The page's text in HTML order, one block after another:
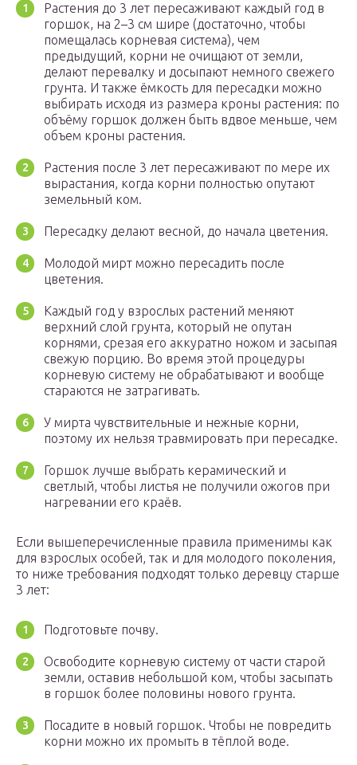
Растения до 3 лет пересаживают каждый год в
горшок, на 2–3 см шире (достаточно, чтобы
помещалась корневая система), чем
предыдущий, корни не очищают от земли,
делают перевалку и досыпают немного свежего
грунта. И также ёмкость для пересадки можно
выбирать исходя из размера кроны растения: по
объёму горшок должен быть вдвое меньше, чем
объем кроны растения.
Растения после 3 лет пересаживают по мере их
вырастания, когда корни полностью опутают
земельный ком.
Пересадку делают весной, до начала цветения.
Молодой мирт можно пересадить после
цветения.
Каждый год у взрослых растений меняют
верхний слой грунта, который не опутан
корнями, срезая его аккуратно ножом и засыпая
свежую порцию. Во время этой процедуры
корневую систему не обрабатывают и вообще
стараются не затрагивать.
У мирта чувствительные и нежные корни,
поэтому их нельзя травмировать при пересадке.
Горшок лучше выбрать керамический и
светлый, чтобы листья не получили ожогов при
нагревании его краёв.
Если вышеперечисленные правила применимы как
для взрослых особей, так и для молодого поколения,
то ниже требования подходят только деревцу старше
3 лет:
Подготовьте почву.
Освободите корневую систему от части старой
земли, оставив небольшой ком, чтобы засыпать
в горшок более половины нового грунта.
Посадите в новый горшок. Чтобы не повредить
корни можно их промыть в тёплой воде.